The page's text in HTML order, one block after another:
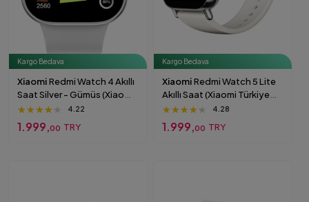
Kargo Bedava
XiaomiRedmi Watch 4 Akıllı
Saat Silver - Gümüs (Xiaomi
Türkiye Garantili) - Sesli
Görüşme Özellikli Silver
★★★★★
★★★★★
★★★★★ 4.22
1.999,00 TRY
Kargo Bedava
XiaomiRedmi Watch 5 Lite
Akıllı Saat (Xiaomi Türkiye
Garantili) Sesli Görüşme
Özellikli gold
★★★★★
★★★★★
★★★★★ 4.28
1.999,00 TRY